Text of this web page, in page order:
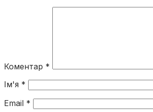
Коментар *
Ім'я *
Email *